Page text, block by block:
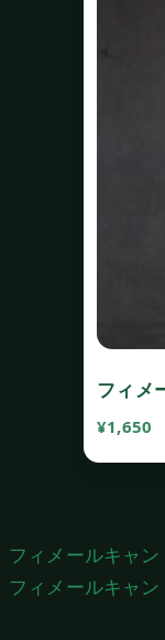
フィメ
¥1,650
投
稿
フィメールキャン
フィメールキャン